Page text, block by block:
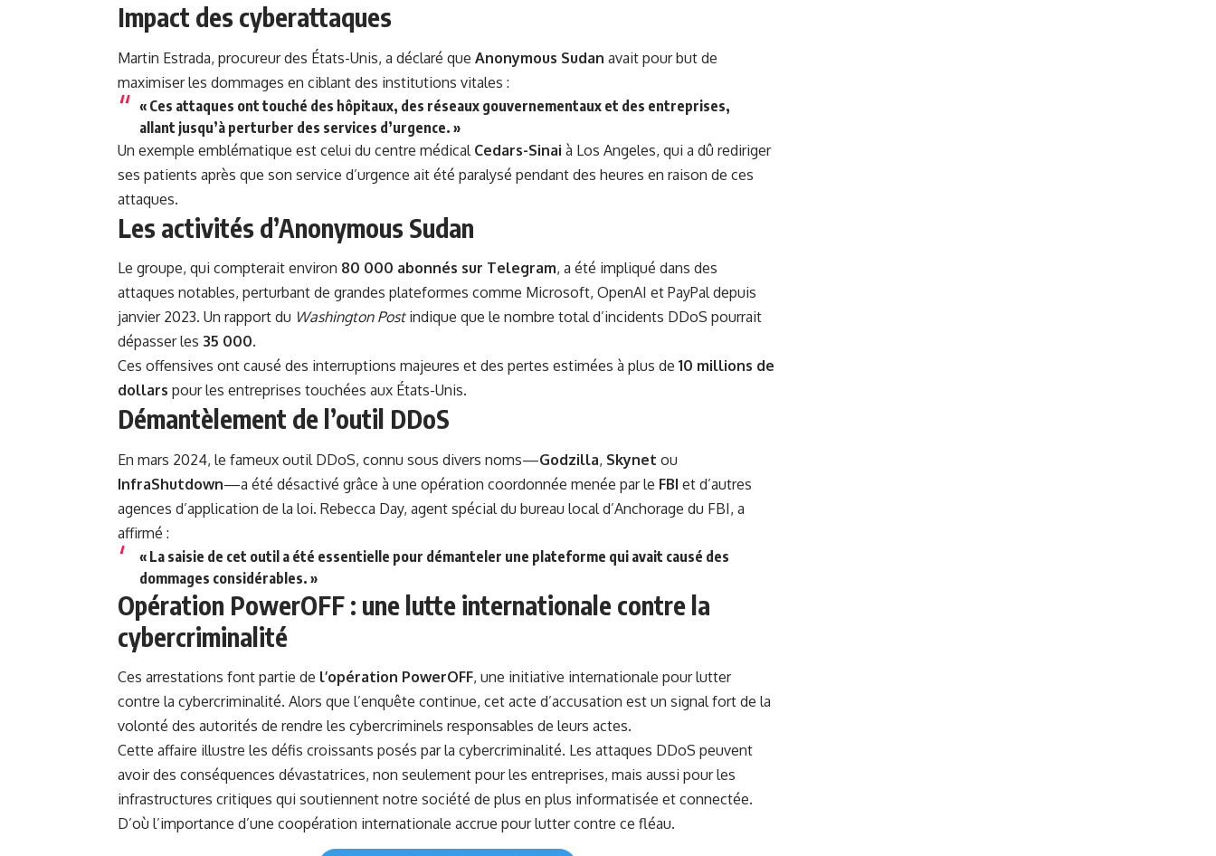
Impact des cyberattaques
Martin Estrada, procureur des États-Unis, a déclaré que Anonymous Sudan avait pour but de
maximiser les dommages en ciblant des institutions vitales :
« Ces attaques ont touché des hôpitaux, des réseaux gouvernementaux et des entreprises,
allant jusqu’à perturber des services d’urgence. »
Un exemple emblématique est celui du centre médical Cedars-Sinai à Los Angeles, qui a dû rediriger
ses patients après que son service d’urgence ait été paralysé pendant des heures en raison de ces
attaques.
Les activités d’Anonymous Sudan
Le groupe, qui compterait environ 80 000 abonnés sur Telegram, a été impliqué dans des
attaques notables, perturbant de grandes plateformes comme Microsoft, OpenAI et PayPal depuis
janvier 2023. Un rapport du Washington Postindique que le nombre total d’incidents DDoS pourrait
dépasser les 35 000.
Ces offensives ont causé des interruptions majeures et des pertes estimées à plus de 10 millions de
dollars pour les entreprises touchées aux États-Unis.
Démantèlement de l’outil DDoS
En mars 2024, le fameux outil DDoS, connu sous divers noms—Godzilla, Skynet ou
InfraShutdown—a été désactivé grâce à une opération coordonnée menée par le FBI et d’autres
agences d’application de la loi. Rebecca Day, agent spécial du bureau local d’Anchorage du FBI, a
affirmé :
« La saisie de cet outil a été essentielle pour démanteler une plateforme qui avait causé des
dommages considérables. »
Opération PowerOFF : une lutte internationale contre la
cybercriminalité
Ces arrestations font partie de l’opération PowerOFF, une initiative internationale pour lutter
contre la cybercriminalité. Alors que l’enquête continue, cet acte d’accusation est un signal fort de la
volonté des autorités de rendre les cybercriminels responsables de leurs actes.
Cette affaire illustre les défis croissants posés par la cybercriminalité. Les attaques DDoS peuvent
avoir des conséquences dévastatrices, non seulement pour les entreprises, mais aussi pour les
infrastructures critiques qui soutiennent notre société de plus en plus informatisée et connectée.
D’où l’importance d’une coopération internationale accrue pour lutter contre ce fléau.